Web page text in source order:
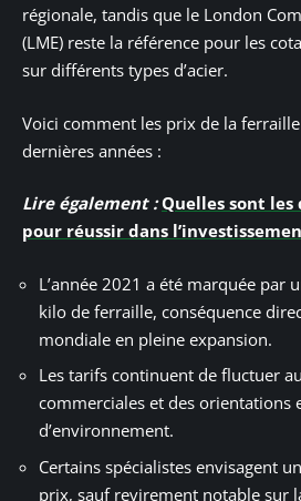
régionale, tandis que le London
(LME) reste la référence pour les
sur différents types d’acier.
Voici comment les prix de la
dernières années :
Lire également : Quelles sont
pour réussir dans
L’année 2021 a été marquée par
kilo de ferraille, conséquence
mondiale en pleine expansion.
Les tarifs continuent de fluctuer
commerciales et des orientations
d’environnement.
Certains spécialistes envisagent
prix, sauf revirement notable sur